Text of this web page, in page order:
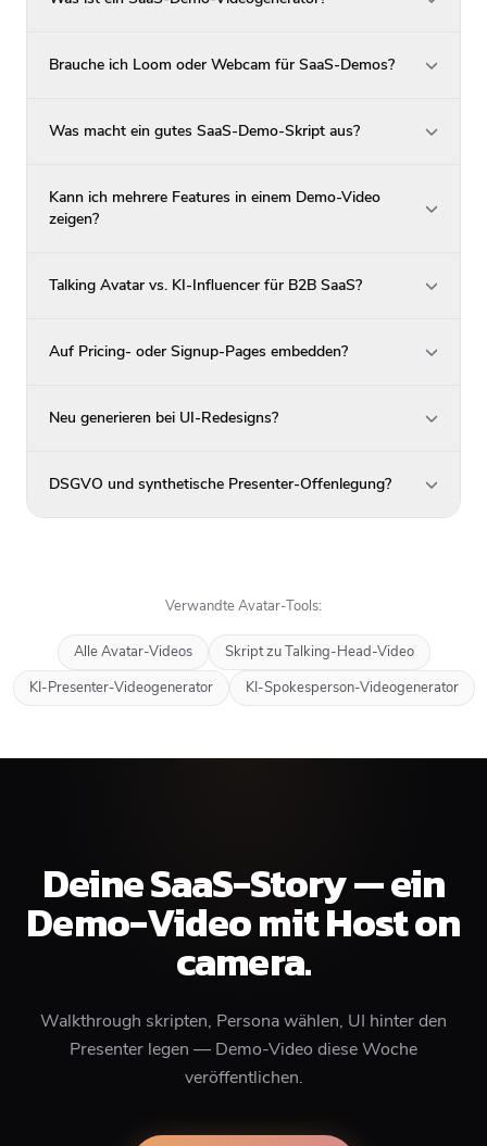
Brauche ich Loom oder Webcam für SaaS-Demos?
Was macht ein gutes SaaS-Demo-Skript aus?
Kann ich mehrere Features in einem Demo-Video
zeigen?
Talking Avatar vs. KI-Influencer für B2B SaaS?
Auf Pricing- oder Signup-Pages embedden?
Neu generieren bei UI-Redesigns?
DSGVO und synthetische Presenter-Offenlegung?
Verwandte Avatar-Tools:
Alle Avatar-Videos
Skript zu Talking-Head-Video
KI-Presenter-Videogenerator
KI-Spokesperson-Videogenerator
Deine SaaS-Story — ein
Demo-Video mit Host on
camera.
Walkthrough skripten, Persona wählen, UI hinter den
Presenter legen — Demo-Video diese Woche
veröffentlichen.